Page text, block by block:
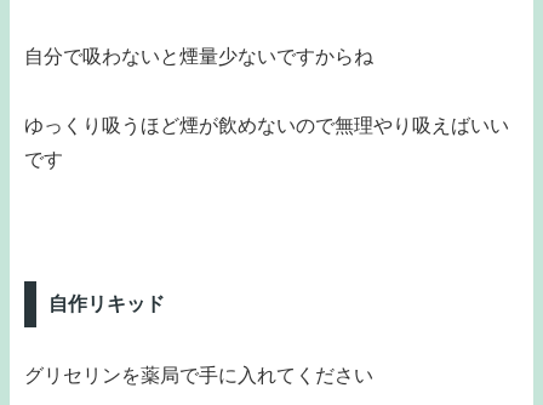
自分で吸わないと煙量少ないですからね
ゆっくり吸うほど煙が飲めないので無理やり吸えばいい
です
自作リキッド
グリセリンを薬局で手に入れてください